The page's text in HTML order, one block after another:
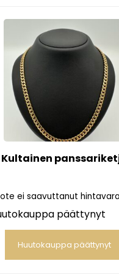
Kultainen
ei saavuttanut
päättynyt
Huutokauppa päättynyt